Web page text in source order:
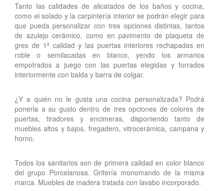
Tanto las calidades de alicatados de los baños y cocina,
como el solado y la carpintería interior se podrán elegir para
que pueda personalizar con tres opciones distintas, tantos
de azulejo cerámico, como en pavimento de plaqueta de
gres de 1ª calidad y las puertas interiores rechapadas en
roble o semilacadas en blanco, yendo los armarios
empotrados a juego con las puertas elegidas y forrados
interiormente con balda y barra de colgar.
¿Y a quién no le gusta una cocina personalizada? Podrá
ponerla a su gusto dentro de tres opciones de colores de
puertas, tiradores y encimeras, disponiendo tanto de
muebles altos y bajos, fregadero, vitrocerámica, campana y
horno.
Todos los sanitarios son de primera calidad en color blanco
del grupo Porcelanosa. Grifería monomando de la misma
marca. Muebles de madera tratada con lavabo incorporado.